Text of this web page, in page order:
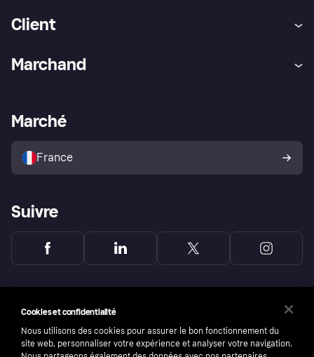
Client
Explorez les magasins
Politique de protection de
l’acheteur Klarna
Marchand
Portail Marchand
Marché
France
Suivre
Cookies et confidentialité
Nous utilisons des cookies pour assurer le bon fonctionnement du
site web, personnaliser votre expérience et analyser votre navigation.